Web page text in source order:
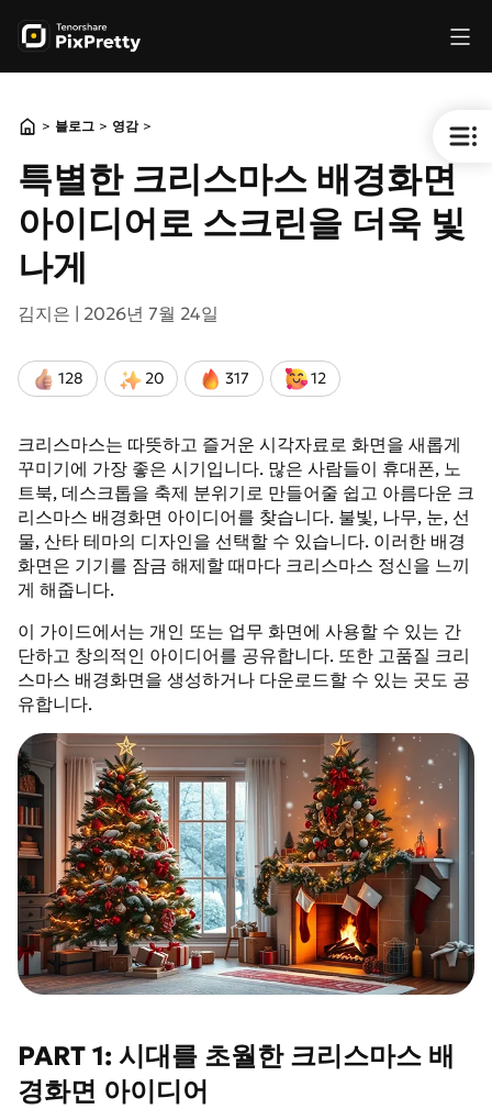
> 블로그 > 영감 >
특별한 크리스마스 배경화면
아이디어로 스크린을 더욱 빛
나게
김지은 | 2026년 7월 24일
128 20 317 12
크리스마스는 따뜻하고 즐거운 시각자료로 화면을 새롭게
꾸미기에 가장 좋은 시기입니다. 많은 사람들이 휴대폰, 노
트북, 데스크톱을 축제 분위기로 만들어줄 쉽고 아름다운 크
리스마스 배경화면 아이디어를 찾습니다. 불빛, 나무, 눈, 선
물, 산타 테마의 디자인을 선택할 수 있습니다. 이러한 배경
화면은 기기를 잠금 해제할 때마다 크리스마스 정신을 느끼
게 해줍니다.
이 가이드에서는 개인 또는 업무 화면에 사용할 수 있는 간
단하고 창의적인 아이디어를 공유합니다. 또한 고품질 크리
스마스 배경화면을 생성하거나 다운로드할 수 있는 곳도 공
유합니다.
PART 1: 시대를 초월한 크리스마스 배
경화면 아이디어